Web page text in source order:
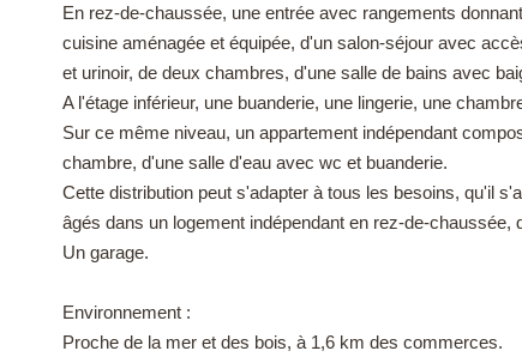
En rez-de-chaussée, une entrée avec rangements
cuisine aménagée et équipée, d'un salon-séjour avec
et urinoir, de deux chambres, d'une salle de bains avec
A l'étage inférieur, une buanderie, une lingerie, une
Sur ce même niveau, un appartement indépendant
chambre, d'une salle d'eau avec wc et buanderie.
Cette distribution peut s'adapter à tous les besoins, qu'il
âgés dans un logement indépendant en rez-de-chaussée,
Un garage.
Environnement :
Proche de la mer et des bois, à 1,6 km des commerces.